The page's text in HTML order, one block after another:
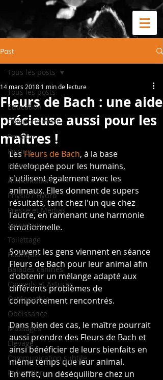
Post
Tous les posts
Education
Comportement
Pension
Piscine
Formation
Alimentation
Physio / Hydro
Presse et Médias
Sauvetage
Toilettage
Boutique
Balades canines
Conseils et Astuces
Ostéopathie
Obéissance
Massages
Elevage
Communication subtile
Prévention
Tous les posts
Fleurs de Bach : une aide
précieuse aussi pour les
maîtres !
14 mars 2018 1 min de lecture
Les Fleurs de Bach, à la base
développée pour les humains,
s'utilisent également avec les
animaux. Elles donnent de supers
résultats, tant chez l'un que chez
l'autre, en ramenant une harmonie
émotionnelle.
Souvent les gens viennent en séance
Fleurs de Bach pour leur animal afin
d'obtenir un mélange adapté aux
différents problèmes de
comportement rencontrés.
Dans bien des cas, le maître pourrait
aussi prendre des Fleurs de Bach et
ainsi bénéficier de leurs bienfaits en
même temps que leur animal.
En effet, un déséquilibre chez un